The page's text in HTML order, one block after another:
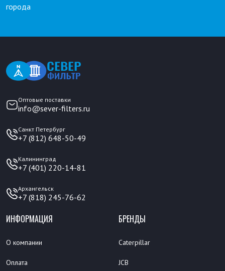
города
Оптовые поставки
info@sever-filters.ru
Санкт Петербург
+7 (812) 648-50-49
Калининград
+7 (401) 220-14-81
Архангельск
+7 (818) 245-76-62
ИНФОРМАЦИЯ
О компании
Оплата
БРЕНДЫ
Caterpillar
JCB